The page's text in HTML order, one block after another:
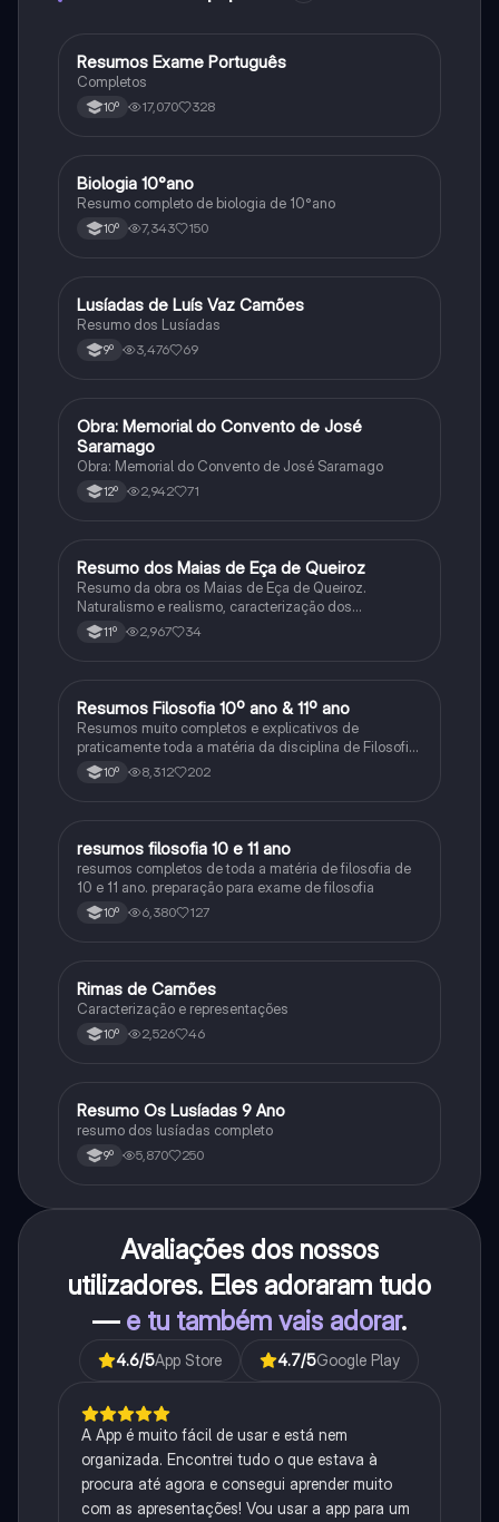
Português
Resumos Exame Português
Completos
10º 17,070 328
Biologia
Biologia 10°ano
Resumo completo de biologia de 10°ano
10º 7,343 150
Português
Lusíadas de Luís Vaz Camões
Resumo dos Lusíadas
9º 3,476 69
Português
Obra: Memorial do Convento de José
Saramago
Obra: Memorial do Convento de José Saramago
12º 2,942 71
Português
Resumo dos Maias de Eça de Queiroz
Resumo da obra os Maias de Eça de Queiroz.
Naturalismo e realismo, caracterização dos
personagens e contexto histórico.
11º 2,967 34
Filosofia
Resumos Filosofia 10º ano & 11º ano
Resumos muito completos e explicativos de
praticamente toda a matéria da disciplina de Filosofia
10º 8,312 202
Filosofia
resumos filosofia 10 e 11 ano
resumos completos de toda a matéria de filosofia de
10 e 11 ano. preparação para exame de filosofia
10º 6,380 127
Português
Rimas de Camões
Caracterização e representações
10º 2,526 46
Português
Resumo Os Lusíadas 9 Ano
resumo dos lusíadas completo
9º 5,870 250
Avaliações dos nossos
utilizadores. Eles adoraram tudo
— e tu também vais adorar.
4.6/5App Store 4.7/5Google Play
A App é muito fácil de usar e está nem
organizada. Encontrei tudo o que estava à
procura até agora e consegui aprender muito
com as apresentações! Vou usar a app para um